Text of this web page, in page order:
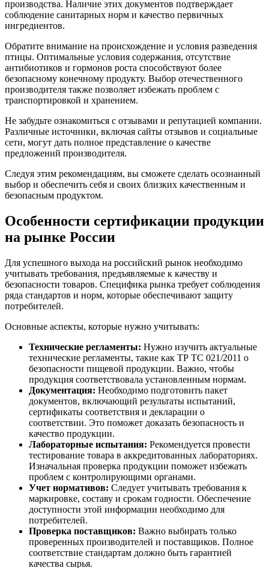
производства. Наличие этих документов подтверждает
соблюдение санитарных норм и качество первичных
ингредиентов.
Обратите внимание на происхождение и условия разведения
птицы. Оптимальные условия содержания, отсутствие
антибиотиков и гормонов роста способствуют более
безопасному конечному продукту. Выбор отечественного
производителя также позволяет избежать проблем с
транспортировкой и хранением.
Не забудьте ознакомиться с отзывами и репутацией компании.
Различные источники, включая сайты отзывов и социальные
сети, могут дать полное представление о качестве
предложений производителя.
Следуя этим рекомендациям, вы сможете сделать осознанный
выбор и обеспечить себя и своих близких качественным и
безопасным продуктом.
Особенности сертификации продукции
на рынке России
Для успешного выхода на российский рынок необходимо
учитывать требования, предъявляемые к качеству и
безопасности товаров. Специфика рынка требует соблюдения
ряда стандартов и норм, которые обеспечивают защиту
потребителей.
Основные аспекты, которые нужно учитывать:
Технические регламенты: Нужно изучить актуальные
технические регламенты, такие как ТР ТС 021/2011 о
безопасности пищевой продукции. Важно, чтобы
продукция соответствовала установленным нормам.
Документация: Необходимо подготовить пакет
документов, включающий результаты испытаний,
сертификаты соответствия и декларации о
соответствии. Это поможет доказать безопасность и
качество продукции.
Лабораторные испытания: Рекомендуется провести
тестирование товара в аккредитованных лабораториях.
Изначальная проверка продукции поможет избежать
проблем с контролирующими органами.
Учет нормативов: Следует учитывать требования к
маркировке, составу и срокам годности. Обеспечение
доступности этой информации необходимо для
потребителей.
Проверка поставщиков: Важно выбирать только
проверенных производителей и поставщиков. Полное
соответствие стандартам должно быть гарантией
качества сырья.